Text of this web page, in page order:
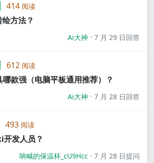
414 阅读
方法？
Ai大神 7 月 29 日回答
612 阅读
款强（电脑平板通用推荐）？
Ai大神 7 月 28 日回答
493 阅读
发人员？
呐喊的保温杯_cU9Hcc 7 月 28 日提问